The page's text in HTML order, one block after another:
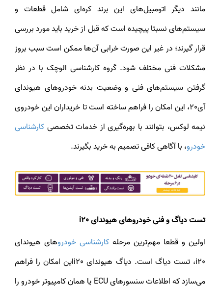
مانند دیگر اتومبیل‌های این برند کره‌ای شامل قطعات و
سیستم‌های نسبتا پیچیده است که قبل از خرید باید مورد بررسی
قرار گیرند؛ در غیر این صورت خرابی آن‌ها ممکن است سبب بروز
مشکلات فنی مختلف شود. گروه کارشناسی الوچک با در نظر
گرفتن سیستم‌های فنی و وضعیت بدنه خودروهای هیوندای
آی20، این امکان را فراهم ساخته است تا خریداران این خودروی
نیمه لوکس، بتوانند با بهره‌گیری از خدمات تخصصی کارشناسی
خودرو، با آگاهی کافی تصمیم به خرید بگیرند.
تست دیاگ و فنی خودروهای هیوندای i20
اولین و قطعا مهم‌ترین مرحله کارشناسی خودروهای هیوندای
i20، تست دیاگ است. دیاگ هیوندای i20این امکان را فراهم
می‌سازد که اطلاعات سنسورهای ECU یا همان کامپیوتر خودرو را